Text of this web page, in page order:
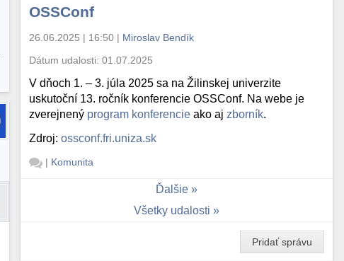
OSSConf
26.06.2025 | 16:50 | Miroslav Bendík
Dátum udalosti:01.07.2025
V dňoch 1. – 3. júla 2025 sa na Žilinskej univerzite
uskutoční 13. ročník konferencie OSSConf. Na webe je
zverejnený program konferencie ako aj zborník.
Zdroj:ossconf.fri.uniza.sk
| Komunita
Ďalšie
Všetky udalosti
Pridať správu